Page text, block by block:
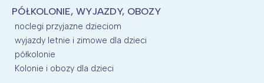
PÓŁKOLONIE, WYJAZDY, OBOZY
noclegi przyjazne dzieciom
wyjazdy letnie i zimowe dla dzieci
półkolonie
Kolonie i obozy dla dzieci